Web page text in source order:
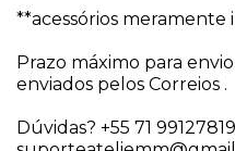
**acessórios meramente
Prazo máximo para
enviados pelos Correios .